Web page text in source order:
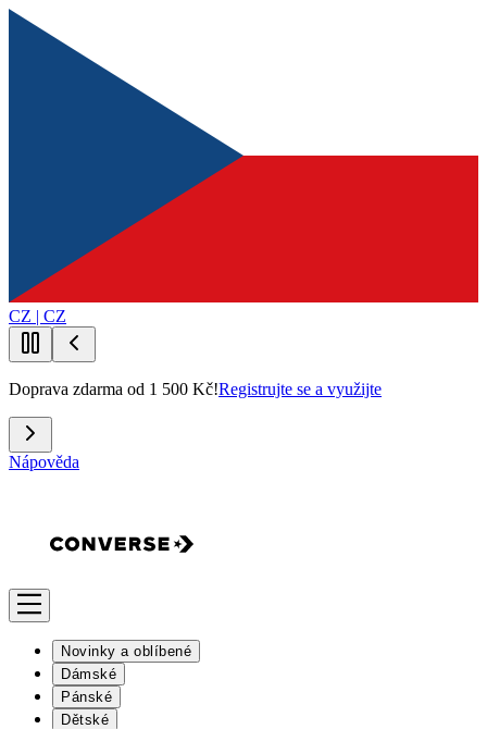
CZ | CZ
Doprava zdarma od 1 500 Kč!Registrujte se a využijte
Nápověda
Novinky a oblíbené
Dámské
Pánské
Dětské